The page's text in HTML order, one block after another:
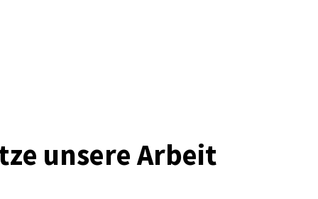
unsere Arbeit